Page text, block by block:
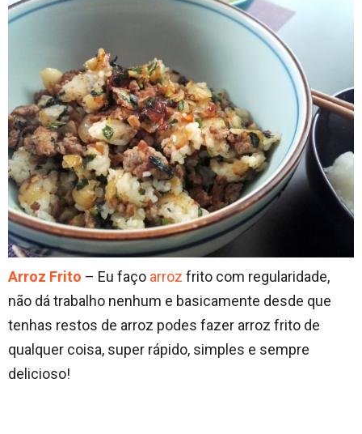
Arroz Frito – Eu faço arroz frito com regularidade,
não dá trabalho nenhum e basicamente desde que
tenhas restos de arroz podes fazer arroz frito de
qualquer coisa, super rápido, simples e sempre
delicioso!